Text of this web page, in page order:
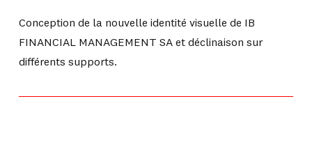
Conception de la nouvelle identité visuelle de IB
FINANCIAL MANAGEMENT SA et déclinaison sur
différents supports.